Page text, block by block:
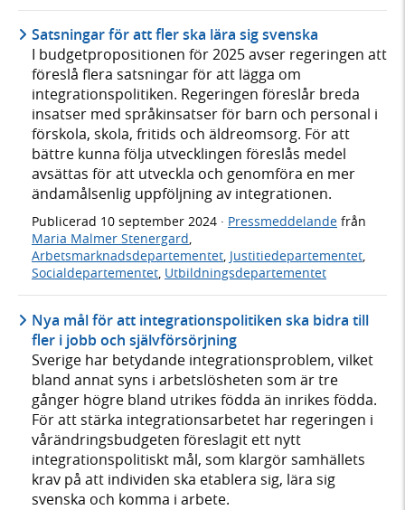
Satsningar för att fler ska lära sig svenska
I budgetpropositionen för 2025 avser regeringen att
föreslå flera satsningar för att lägga om
integrationspolitiken. Regeringen föreslår breda
insatser med språkinsatser för barn och personal i
förskola, skola, fritids och äldreomsorg. För att
bättre kunna följa utvecklingen föreslås medel
avsättas för att utveckla och genomföra en mer
ändamålsenlig uppföljning av integrationen.
Publicerad 10 september 2024 · Pressmeddelande från
Maria Malmer Stenergard,
Arbetsmarknadsdepartementet, Justitiedepartementet,
Socialdepartementet, Utbildningsdepartementet
Nya mål för att integrationspolitiken ska bidra till
fler i jobb och självförsörjning
Sverige har betydande integrationsproblem, vilket
bland annat syns i arbetslösheten som är tre
gånger högre bland utrikes födda än inrikes födda.
För att stärka integrationsarbetet har regeringen i
vårändringsbudgeten föreslagit ett nytt
integrationspolitiskt mål, som klargör samhällets
krav på att individen ska etablera sig, lära sig
svenska och komma i arbete.